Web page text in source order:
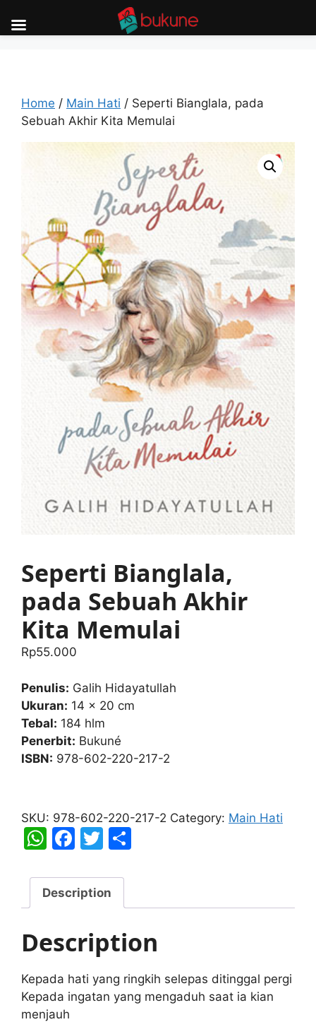
Home / Main Hati / Seperti Bianglala, pada
Sebuah Akhir Kita Memulai
Seperti Bianglala,
pada Sebuah Akhir
Kita Memulai
Rp55.000
Penulis: Galih Hidayatullah
Ukuran: 14 x 20 cm
Tebal: 184 hlm
Penerbit: Bukuné
ISBN: 978-602-220-217-2
Bianglala,
pada
Sebuah
Kita
Memulai
SKU: 978-602-220-217-2 Category: Main Hati
W
at
s
p
p
F
c
e
o
o
k
T
itt
er e
Description
Description
Kepada hati yang ringkih selepas ditinggal pergi
Kepada ingatan yang mengaduh saat ia kian
menjauh